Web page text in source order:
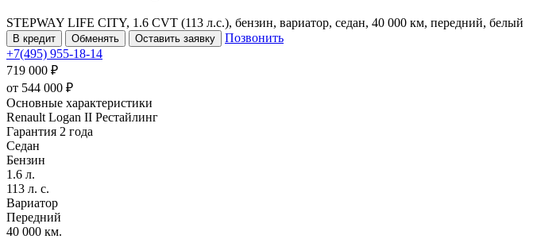
STEPWAY LIFE CITY, 1.6 CVT (113 л.с.), бензин, вариатор, седан, 40 000 км, передний, белый
В кредит Обменять Оставить заявку
Позвонить
+7(495) 955-18-14
719 000 ₽
от 544 000 ₽
Основные характеристики
Renault Logan II Рестайлинг
Гарантия 2 года
Седан
Бензин
1.6 л.
113 л. с.
Вариатор
Передний
40 000 км.